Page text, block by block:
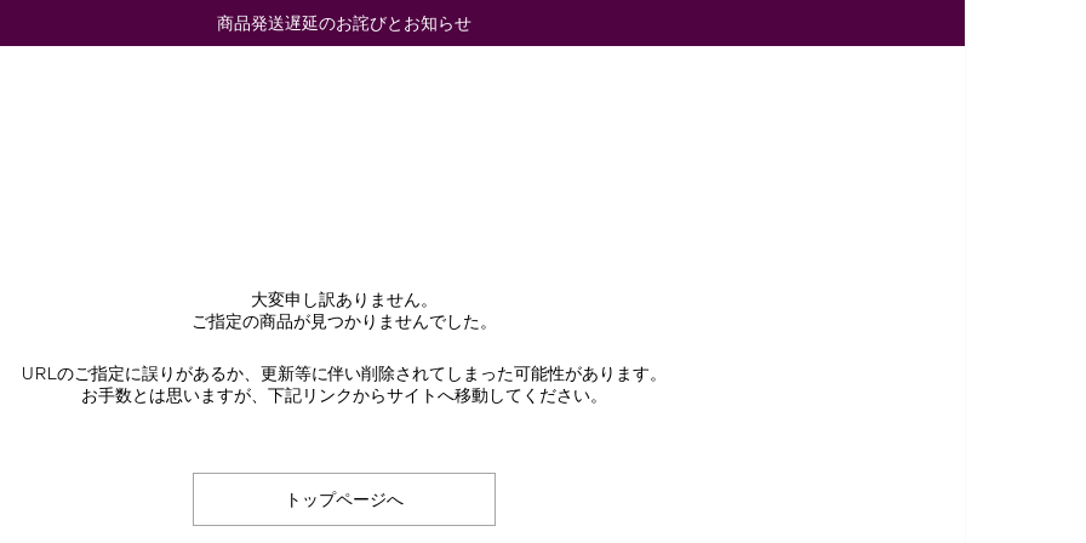
商品発送遅延のお詫びとお知らせ
大変申し訳ありません。
ご指定の商品が見つかりませんでした。
URLのご指定に誤りがあるか、更新等に伴い削除されてしまった可能性があります。
お手数とは思いますが、下記リンクからサイトへ移動してください。
トップページへ